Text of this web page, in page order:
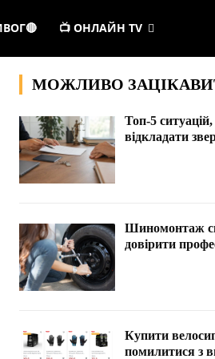
📺 ОНЛАЙН TV
МОЖЛИВО
Топ-5
відкладати
Шиномонтаж
довірити
Купити
помилитися з